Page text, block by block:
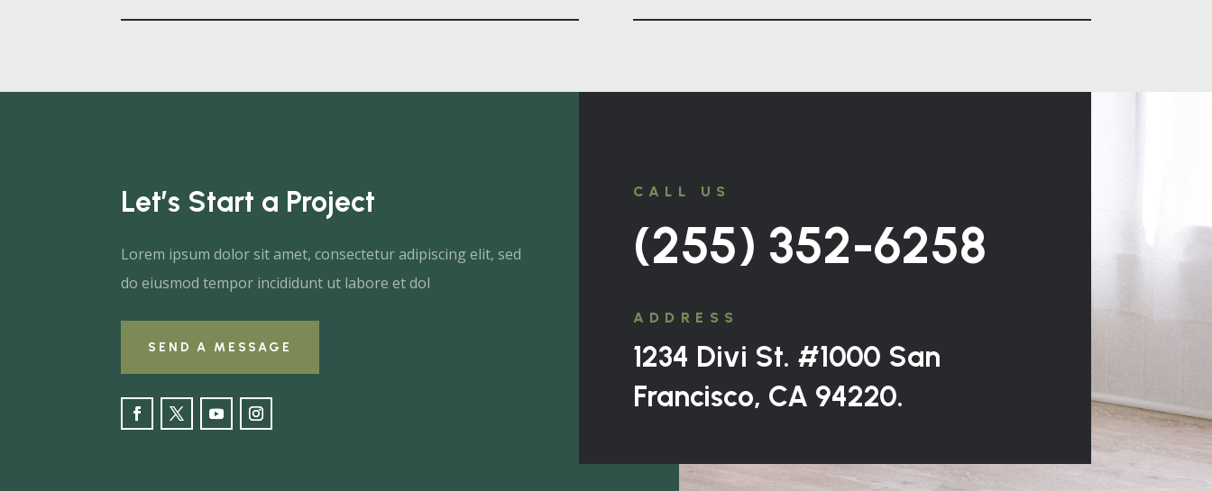
Let’s Start a Project
Lorem ipsum dolor sit amet, consectetur adipiscing elit, sed
do eiusmod tempor incididunt ut labore et dol
SEND A MESSAGE
CALL US
(255) 352-6258
ADDRESS
1234 Divi St. #1000 San
Francisco, CA 94220.